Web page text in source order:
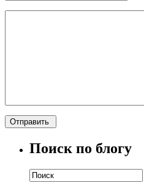
Поиск по блогу